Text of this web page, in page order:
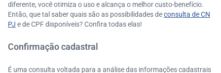
diferente, você otimiza o uso e alcança o melhor custo-benefício.
Então, que tal saber quais são as possibilidades deconsulta de CN
PJ e de CPF disponíveis? Confira todas elas!
Confirmação cadastral
É uma consulta voltada para a análise das informações cadastrais